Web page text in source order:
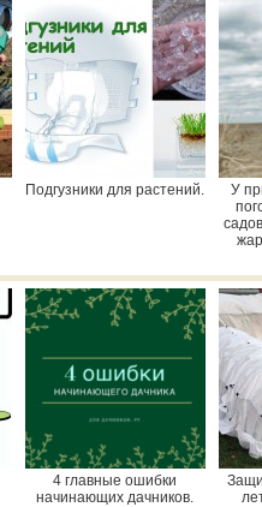
Подгузники для растений.
У
4 главные ошибки
начинающих дачников.